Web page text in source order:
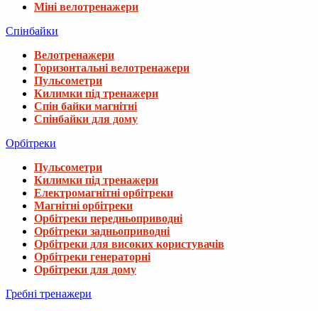
Міні велотренажери
Спінбайки
Велотренажери
Горизонтальні велотренажери
Пульсометри
Килимки під тренажери
Спін байки магнітні
Спінбайки для дому
Орбітреки
Пульсометри
Килимки під тренажери
Електромагнітні орбітреки
Магнітні орбітреки
Орбітреки передньоприводні
Орбітреки задньоприводні
Орбітреки для високих користувачів
Орбітреки генераторні
Орбітреки для дому
Гребні тренажери